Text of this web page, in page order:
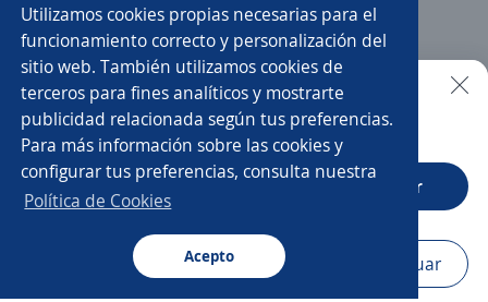
Buscar Postulaciones Avisos Favoritos
Supervisor/a de aseo
Gerente de administración y finanzas
Encargado/a de tienda Impulsador/a
Coordinador/a de almacén Administrador/a de tienda
Jefe/a de guardia
Buscar es más fácil en la app
CT App Abrir
Navegador Continuar
Utilizamos cookies propias necesarias para el
funcionamiento correcto y personalización del
sitio web. También utilizamos cookies de
terceros para fines analíticos y mostrarte
publicidad relacionada según tus preferencias.
Para más información sobre las cookies y
configurar tus preferencias, consulta nuestra
Política de Cookies
Acepto